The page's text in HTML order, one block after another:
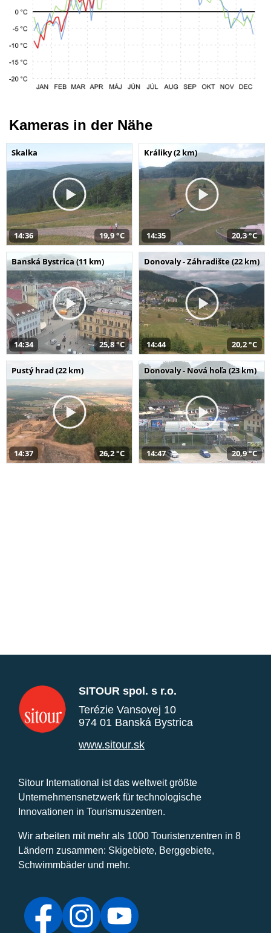
Kameras in der Nähe
Skalka
14:36 19,9 °C
Králiky (2 km)
14:35 20,3 °C
Banská Bystrica (11 km)
14:34 25,8 °C
Donovaly - Záhradište (22 km)
14:44 20,2 °C
Pustý hrad (22 km)
14:37 26,2 °C
Donovaly - Nová hoľa (23 km)
14:47 20,9 °C
SITOUR spol. s r.o.
Terézie Vansovej 10
974 01 Banská Bystrica
www.sitour.sk
Sitour International ist das weltweit größte
Unternehmensnetzwerk für technologische
Innovationen in Tourismuszentren.
Wir arbeiten mit mehr als 1000 Touristenzentren in 8
Ländern zusammen: Skigebiete, Berggebiete,
Schwimmbäder und mehr.